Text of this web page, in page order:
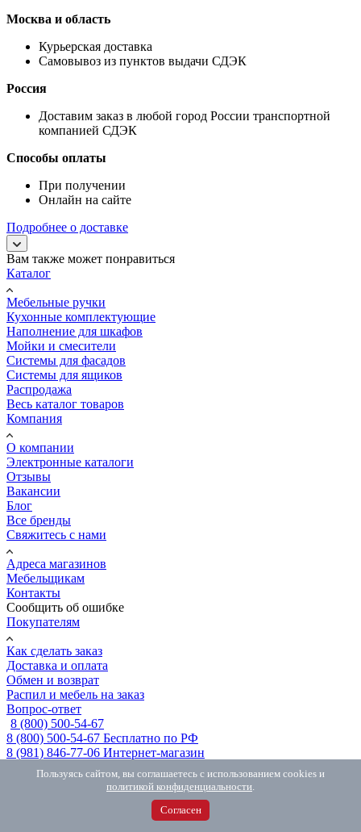
Москва и область
Курьерская доставка
Самовывоз из пунктов выдачи СДЭК
Россия
Доставим заказ в любой город России транспортной
компанией СДЭК
Способы оплаты
При получении
Онлайн на сайте
Подробнее о доставке
Вам также может понравиться
Каталог
Мебельные ручки
Кухонные комплектующие
Наполнение для шкафов
Мойки и смесители
Системы для фасадов
Системы для ящиков
Распродажа
Весь каталог товаров
Компания
О компании
Электронные каталоги
Отзывы
Вакансии
Блог
Все бренды
Свяжитесь с нами
Адреса магазинов
Мебельщикам
Контакты
Сообщить об ошибке
Покупателям
Как сделать заказ
Доставка и оплата
Обмен и возврат
Распил и мебель на заказ
Вопрос-ответ
8 (800) 500-54-67
8 (800) 500-54-67 Бесплатно по РФ
8 (981) 846-77-06 Интернет-магазин
MAX с 10.00 до 18.00
Telegram с 10.00 до 18.00
Пользуясь сайтом, вы соглашаетесь с использованием cookies и
политикой конфиденциальности.
Согласен